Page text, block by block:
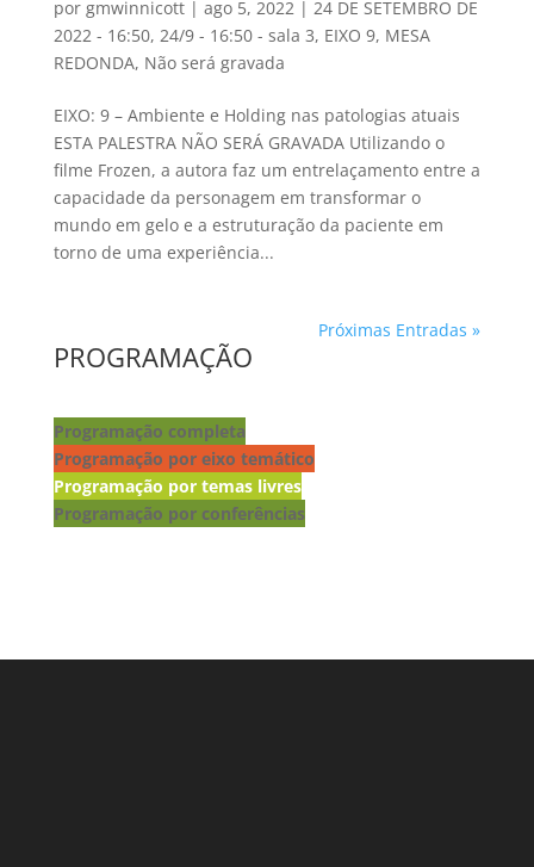
por gmwinnicott| ago 5, 2022| 24 DE SETEMBRO DE
2022 - 16:50, 24/9 - 16:50 - sala 3, EIXO 9, MESA
REDONDA, Não será gravada
EIXO: 9 – Ambiente e Holding nas patologias atuais
ESTA PALESTRA NÃO SERÁ GRAVADA Utilizando o
filme Frozen, a autora faz um entrelaçamento entre a
capacidade da personagem em transformar o
mundo em gelo e a estruturação da paciente em
torno de uma experiência...
Próximas Entradas »
PROGRAMAÇÃO
Programação completa
Programação por eixo temático
Programação por temas livres
Programação por conferências